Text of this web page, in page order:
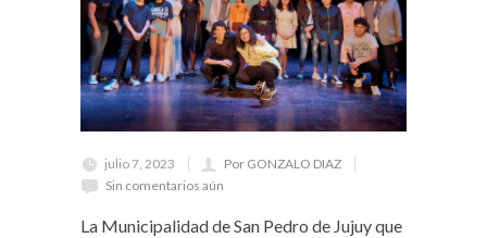
julio 7, 2023
Por GONZALO DIAZ
Sin comentarios aún
La Municipalidad de San Pedro de Jujuy que